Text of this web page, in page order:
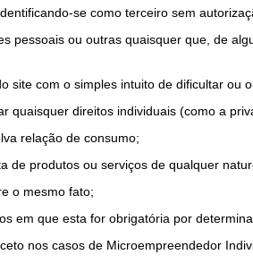
se como terceiro sem
pessoais ou outras quaisquer que, de
site com o simples intuito de dificultar ou
quaisquer direitos individuais (como a
relação de consumo;
de produtos ou serviços de qualquer
o mesmo fato;
em que esta for obrigatória por
nos casos de Microempreendedor